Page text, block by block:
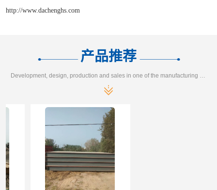
http://www.dachenghs.com
产品推荐